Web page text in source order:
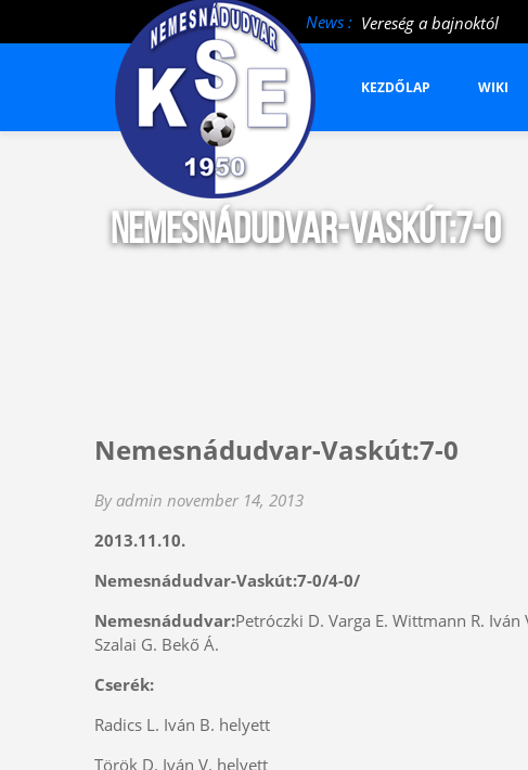
News : Vereség a bajnoktól
KEZDŐLAP WIKI
Nemesnádudvar-Vaskút:7-0
Nemesnádudvar-Vaskút:7-0
By admin november 14, 2013
2013.11.10.
Nemesnádudvar-Vaskút:7-0/4-0/
Nemesnádudvar:Petróczki D. Varga E. Wittmann R.
Szalai G. Bekő Á.
Cserék:
Radics L. Iván B. helyett
Török D. Iván V. helyett